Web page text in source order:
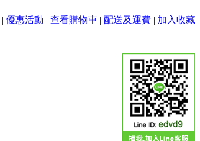
| 優惠活動 | 查看購物車 | 配送及運費 | 加入收藏